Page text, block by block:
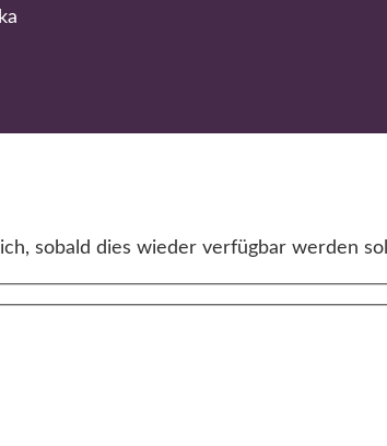
sobald dies wieder verfügbar werden